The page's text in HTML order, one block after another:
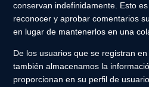
conservan indefinidamente. Esto
reconocer y aprobar comentarios
en lugar de mantenerlos en una
De los usuarios que se registran
también almacenamos la
proporcionan en su perfil de